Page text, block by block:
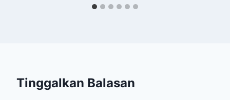
Tinggalkan Balasan